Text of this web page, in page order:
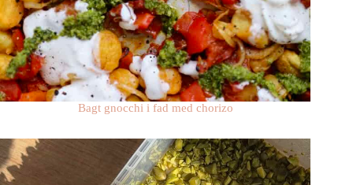
Bagt gnocchi i fad med chorizo